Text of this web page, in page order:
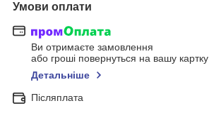
Умови оплати
Ви отримаєте замовлення
або гроші повернуться на вашу картку
Детальніше
Післяплата